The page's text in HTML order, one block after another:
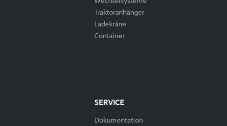
Traktoranhänger
Ladekräne
Container
SERVICE
Dokumentation